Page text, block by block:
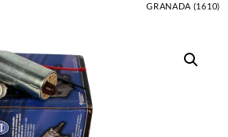
GRANADA (1610)